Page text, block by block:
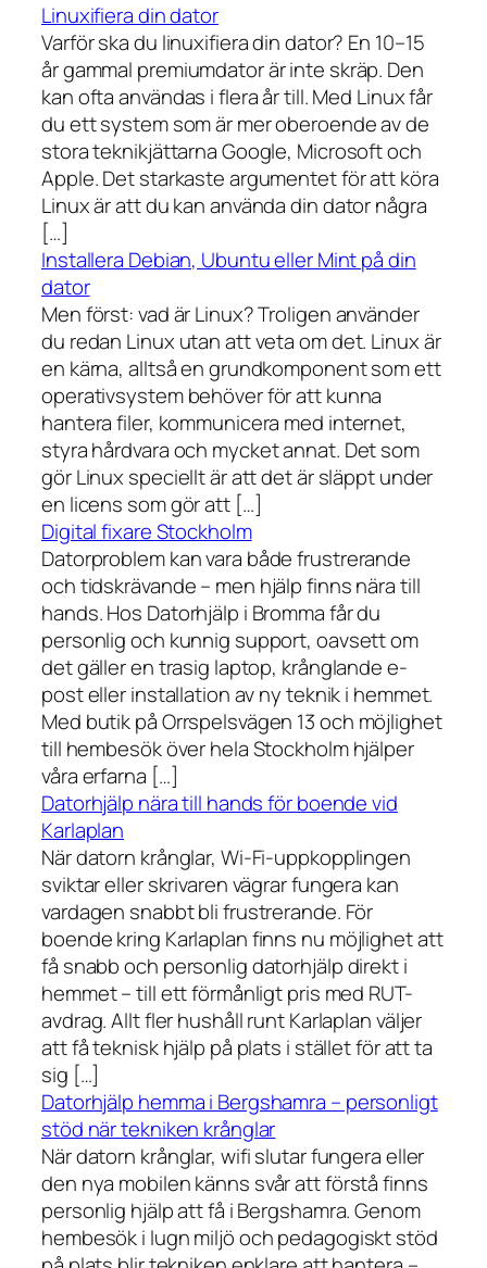
Linuxifiera din dator
Varför ska du linuxifiera din dator? En 10–15
år gammal premiumdator är inte skräp. Den
kan ofta användas i flera år till. Med Linux får
du ett system som är mer oberoende av de
stora teknikjättarna Google, Microsoft och
Apple. Det starkaste argumentet för att köra
Linux är att du kan använda din dator några
[…]
Installera Debian, Ubuntu eller Mint på din
dator
Men först: vad är Linux? Troligen använder
du redan Linux utan att veta om det. Linux är
en kärna, alltså en grundkomponent som ett
operativsystem behöver för att kunna
hantera filer, kommunicera med internet,
styra hårdvara och mycket annat. Det som
gör Linux speciellt är att det är släppt under
en licens som gör att […]
Digital fixare Stockholm
Datorproblem kan vara både frustrerande
och tidskrävande – men hjälp finns nära till
hands. Hos Datorhjälp i Bromma får du
personlig och kunnig support, oavsett om
det gäller en trasig laptop, krånglande e-
post eller installation av ny teknik i hemmet.
Med butik på Orrspelsvägen 13 och möjlighet
till hembesök över hela Stockholm hjälper
våra erfarna […]
Datorhjälp nära till hands för boende vid
Karlaplan
När datorn krånglar, Wi-Fi-uppkopplingen
sviktar eller skrivaren vägrar fungera kan
vardagen snabbt bli frustrerande. För
boende kring Karlaplan finns nu möjlighet att
få snabb och personlig datorhjälp direkt i
hemmet – till ett förmånligt pris med RUT-
avdrag. Allt fler hushåll runt Karlaplan väljer
att få teknisk hjälp på plats i stället för att ta
sig […]
Datorhjälp hemma i Bergshamra – personligt
stöd när tekniken krånglar
När datorn krånglar, wifi slutar fungera eller
den nya mobilen känns svår att förstå finns
personlig hjälp att få i Bergshamra. Genom
hembesök i lugn miljö och pedagogiskt stöd